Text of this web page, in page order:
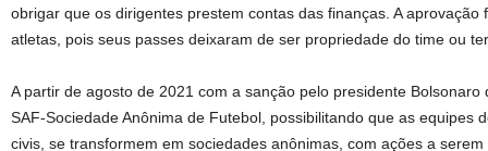
obrigar que os dirigentes prestem contas das finanças. A
atletas, pois seus passes deixaram de ser propriedade do time ou
A partir de agosto de 2021 com a sanção pelo presidente
SAF-Sociedade Anônima de Futebol, possibilitando que as equipes
civis, se transformem em sociedades anônimas, com ações a